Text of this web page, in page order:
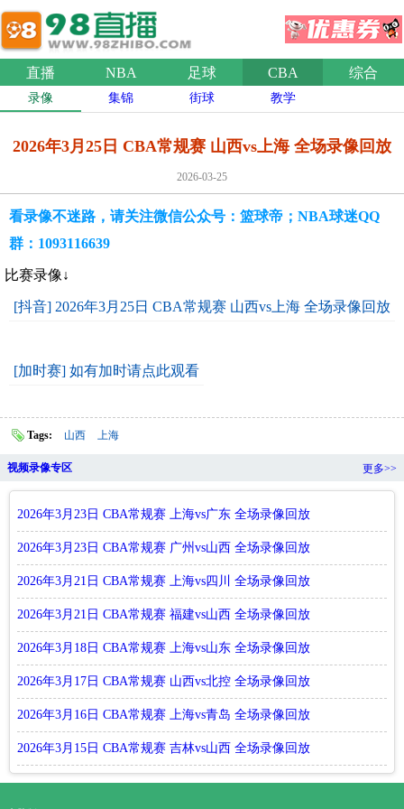
直播 NBA 足球 CBA 综合
录像 集锦 街球 教学
2026年3月25日 CBA常规赛 山西vs上海 全场录像回放
2026-03-25
看录像不迷路，请关注微信公众号：篮球帝；NBA球迷QQ
群：1093116639
比赛录像↓
[抖音] 2026年3月25日 CBA常规赛 山西vs上海 全场录像回放
[加时赛] 如有加时请点此观看
Tags: 山西 上海
视频录像专区 更多>>
2026年3月23日 CBA常规赛 上海vs广东 全场录像回放
2026年3月23日 CBA常规赛 广州vs山西 全场录像回放
2026年3月21日 CBA常规赛 上海vs四川 全场录像回放
2026年3月21日 CBA常规赛 福建vs山西 全场录像回放
2026年3月18日 CBA常规赛 上海vs山东 全场录像回放
2026年3月17日 CBA常规赛 山西vs北控 全场录像回放
2026年3月16日 CBA常规赛 上海vs青岛 全场录像回放
2026年3月15日 CBA常规赛 吉林vs山西 全场录像回放